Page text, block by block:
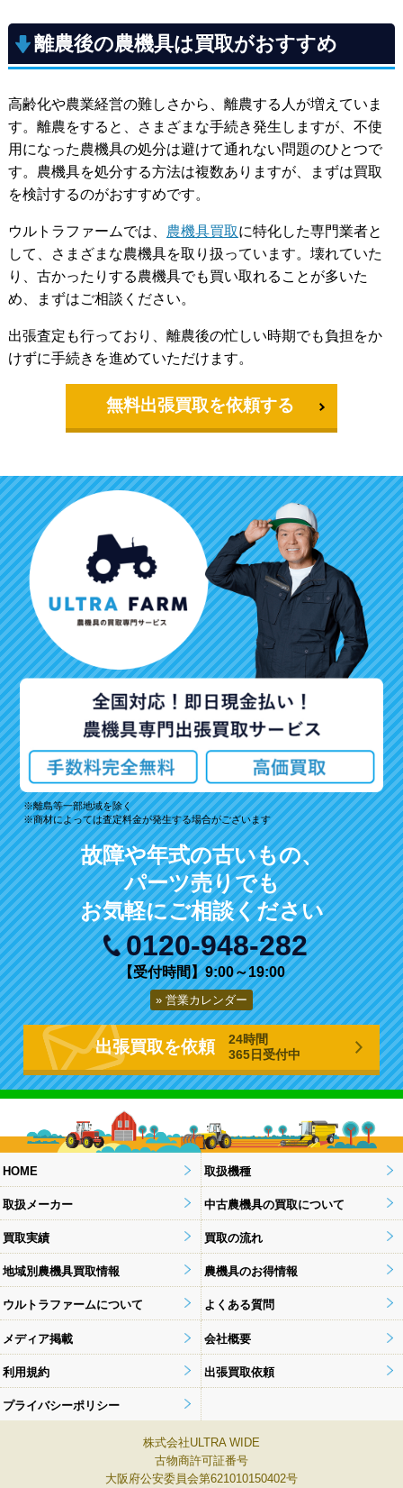
離農後の農機具は買取がおすすめ
高齢化や農業経営の難しさから、離農する人が増えていま
す。離農をすると、さまざまな手続き発生しますが、不使
用になった農機具の処分は避けて通れない問題のひとつで
す。農機具を処分する方法は複数ありますが、まずは買取
を検討するのがおすすめです。
ウルトラファームでは、 農機具買取に特化した専門業者と
して、さまざまな農機具を取り扱っています。壊れていた
り、古かったりする農機具でも買い取れることが多いた
め、まずはご相談ください。
出張査定も行っており、離農後の忙しい時期でも負担をか
けずに手続きを進めていただけます。
無料出張買取を依頼する
離島等一部地域を除く
商材によっては査定料金が発生する場合がございます
故障や年式の古いもの、
パーツ売りでも
お気軽にご相談ください
0120-948-282
【受付時間】9:00～19:00
営業カレンダー
出張買取を依頼
24時間
365日受付中
HOME 取扱機種
取扱メーカー 中古農機具の買取について
買取実績 買取の流れ
地域別農機具買取情報 農機具のお得情報
ウルトラファームについて よくある質問
メディア掲載 会社概要
利用規約 出張買取依頼
プライバシーポリシー
株式会社ULTRA WIDE
古物商許可証番号
大阪府公安委員会第621010150402号